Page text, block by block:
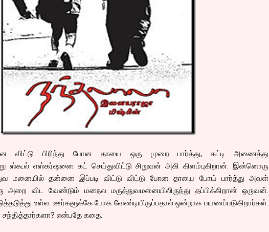
விட்டு பிரிந்து போன தாயை ஒரு முறை பார்த்து, கட்டி அணைத்து
ஸ்கூல் எஸ்கர்ஷனை கட் செய்துவிட்டு சிறுவன் அகி கிளம்புகிறான். இன்னொரு
மனையில் தன்னை இப்படி விட்டு விட்டு போன தாயை போய் பார்த்து அவள்
அறை விட வேண்டும் மனநல மருத்துவமனையிலிருந்து தப்பிக்கிறான் ஒருவன்.
உள்ள ஊர்களுக்கே போக வேண்டியிருப்பதால் ஒன்றாக பயணப்படுகிறார்கள்.
என்பதே கதை.